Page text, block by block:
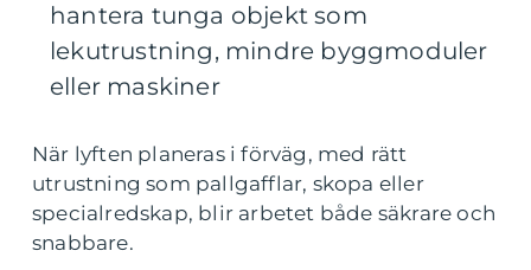
hantera tunga objekt som
lekutrustning, mindre byggmoduler
eller maskiner
När lyften planeras i förväg, med rätt
utrustning som pallgafflar, skopa eller
specialredskap, blir arbetet både säkrare och
snabbare.